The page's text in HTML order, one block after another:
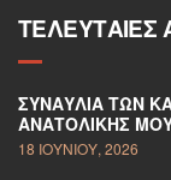
ΤΕΛΕΥΤΑΊΕΣ
ΣΥΝΑΥΛΊΑ ΤΩΝ
ΑΝΑΤΟΛΙΚΉΣ
18 ΙΟΥΝΊΟΥ, 2026